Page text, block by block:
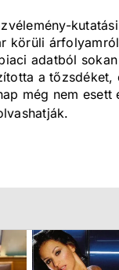
körüli
adatból
a
még nem esett